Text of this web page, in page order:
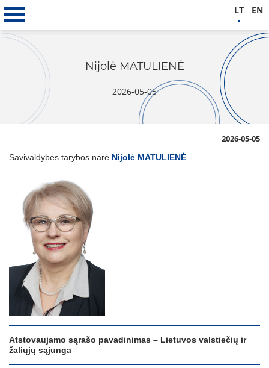
Nijolė MATULIENĖ
2026-05-05
2026-05-05
Savivaldybės tarybos narė Nijolė MATULIENĖ
Atstovaujamo sąrašo pavadinimas – Lietuvos valstiečių ir
žaliųjų sąjunga
LT EN